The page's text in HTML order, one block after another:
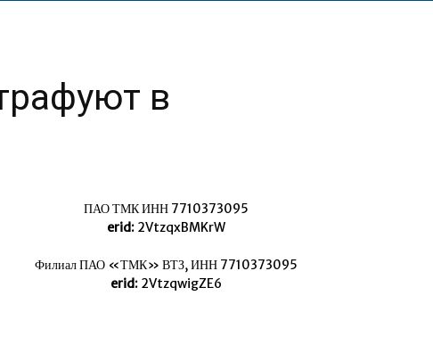
в
ПАО ТМК ИНН 7710373095
erid:2VtzqxBMKrW
Филиал ПАО «ТМК» ВТЗ, ИНН 7710373095
erid:2VtzqwigZE6